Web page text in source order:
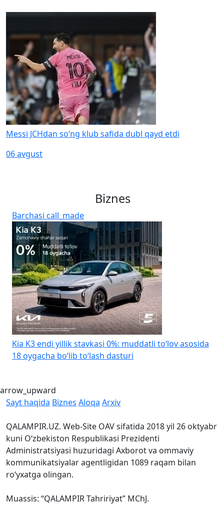
Messi JCHdan so‘ng klub safida dubl qayd etdi
06 avgust
Biznes
Barchasi call_made
Kia K3 endi yillik stavkasi 0%: muddatli to‘lov asosida
18 oygacha bo‘lib to‘lash dasturi
arrow_upward
Sayt haqida Biznes Aloqa Arxiv
QALAMPIR.UZ. Web-Site OAV sifatida 2018 yil 26 oktyabr
kuni O‘zbekiston Respublikasi Prezidenti
Administratsiyasi huzuridagi Axborot va ommaviy
kommunikatsiyalar agentligidan 1089 raqam bilan
ro‘yxatga olingan.
Muassis: “QALAMPIR Tahririyat” MChJ.